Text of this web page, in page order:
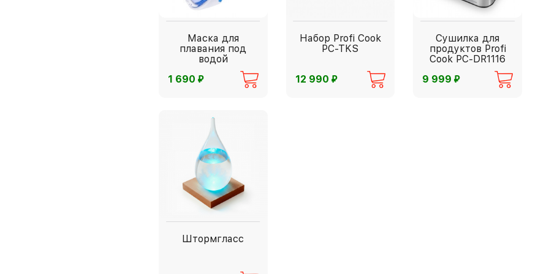
Маска для
плавания под
водой
1 690 ⃏
Набор Profi Cook
PC-TKS
12 990 ⃏
Сушилка для
продуктов Profi
Cook PC-DR1116
9 999⃏
Штормгласс